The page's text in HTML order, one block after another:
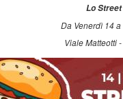
Lo
Da Venerdì 14
Viale Matteotti